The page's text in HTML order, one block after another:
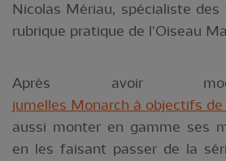
Nicolas Mériau, spécialiste
rubrique pratique de l'Oiseau
Après avoir
jumelles Monarch à objectifs
aussi monter en gamme ses
en les faisant passer de la